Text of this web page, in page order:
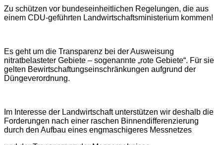
Zu schützen vor bundeseinheitlichen Regelungen, die aus
einem CDU-geführten Landwirtschaftsministerium kommen!
Es geht um die Transparenz bei der Ausweisung
nitratbelasteter Gebiete – sogenannte „rote Gebiete“. Für sie
gelten Bewirtschaftungseinschränkungen aufgrund der
Düngeverordnung.
Im Interesse der Landwirtschaft unterstützen wir deshalb die
Forderungen nach einer raschen Binnendifferenzierung
durch den Aufbau eines engmaschigeres Messnetzes